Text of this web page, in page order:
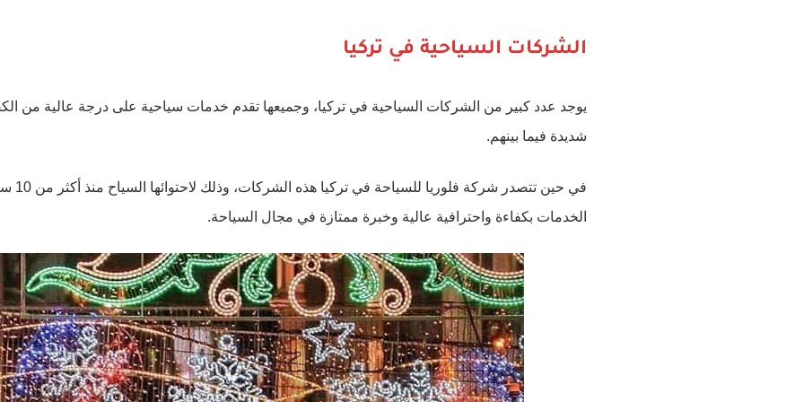
الشركات السياحية في تركيا
يوجد عدد كبير من الشركات السياحية في تركيا، وجميعها تقدم خدمات سياحية على درجة عالية من
شديدة فيما بينهم.
في
الخدمات بكفاءة واحترافية عالية وخبرة ممتازة في مجال السياحة.